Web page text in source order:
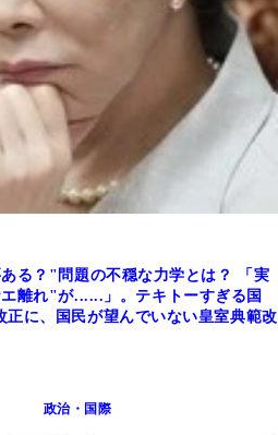
る？"問題の不穏な力学とは？ 「実
離れ"が......」。テキトーすぎる国
正に、国民が望んでいない皇室典範改
政治・国際